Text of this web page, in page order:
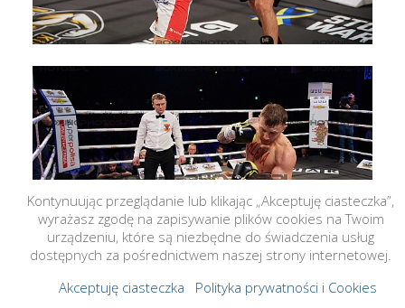
Kontynuując przeglądanie lub klikając „Akceptuję ciasteczka”,
wyrażasz zgodę na zapisywanie plików cookies na Twoim
urządzeniu, które są niezbędne do świadczenia usług
dostępnych za pośrednictwem naszej strony internetowej.
Akceptuję ciasteczka
Polityka prywatności i Cookies